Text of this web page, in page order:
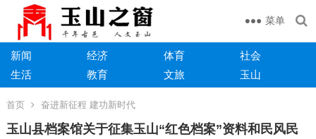
菜单
新闻 经济 体育
社会
生活
教育 文旅 玉山
首页 奋进新征程 建功新时代
玉山县档案馆关于征集玉山“红色档案”资料和民风民